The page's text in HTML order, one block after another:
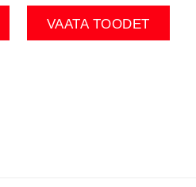
VAATA TOODET